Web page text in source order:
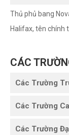
Thủ phủ bang
Halifax, tên chính
CÁC
Các Trường
Các Trường
Các Trường